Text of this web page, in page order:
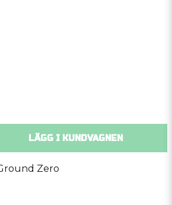
LÄGG I KUNDVAGNEN
Zero